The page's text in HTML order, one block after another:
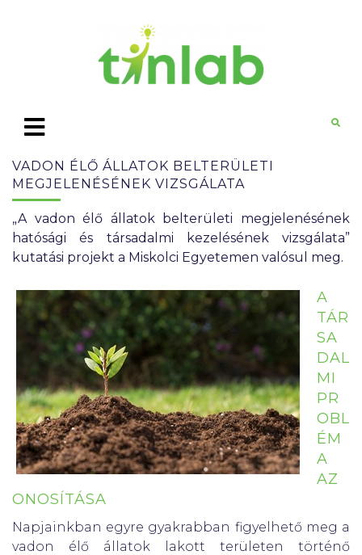
VADON ÉLŐ ÁLLATOK BELTERÜLETI
MEGJELENÉSÉNEK VIZSGÁLATA
„A vadon élő állatok belterületi megjelenésének
hatósági és társadalmi kezelésének vizsgálata”
kutatási projekt a Miskolci Egyetemen valósul meg.
A
TÁR
SA
DAL
MI
PR
OBL
ÉM
A
AZ
ONOSÍTÁSA
Napjainkban egyre gyakrabban figyelhető meg a
vadon élő állatok lakott területen történő